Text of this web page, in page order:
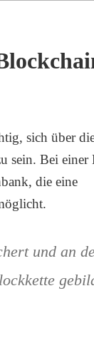
sich über
sein. Bei einer
die eine
und an